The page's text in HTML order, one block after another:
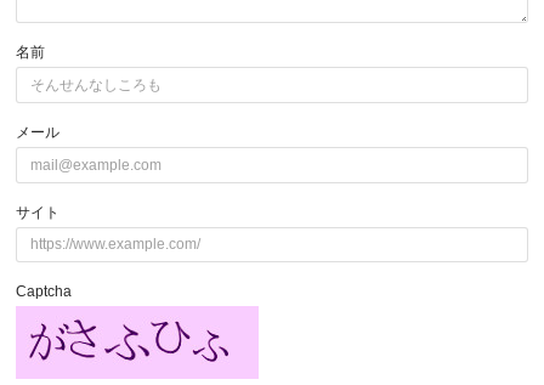
名前
メール
サイト
Captcha